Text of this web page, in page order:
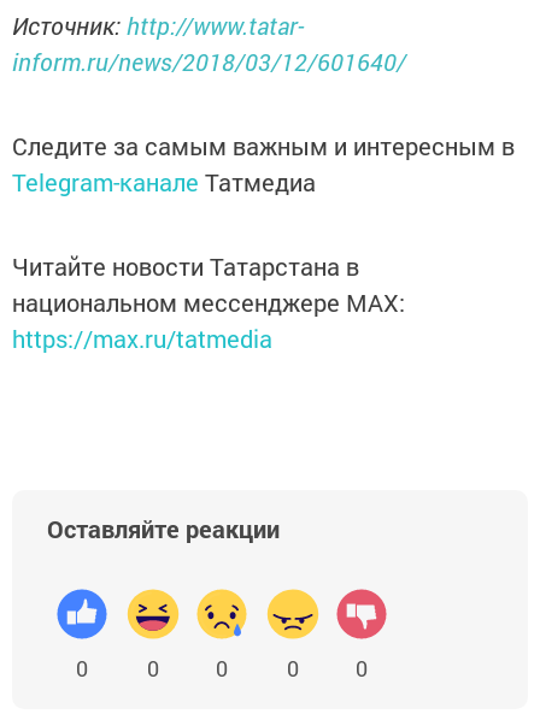
Источник:http://www.tatar-
inform.ru/news/2018/03/12/601640/
Следите за самым важным и интересным в
Telegram-канале Татмедиа
Читайте новости Татарстана в
национальном мессенджере MАХ:
https://max.ru/tatmedia
Оставляйте реакции
0 0 0 0 0